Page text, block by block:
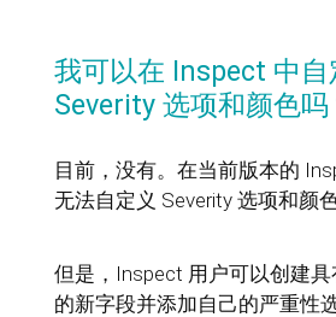
我可以在 Inspect 中自
Severity 选项和颜色吗
目前，没有。在当前版本的
无法自定义 Severity 选项和颜
但是，Inspect 用户可以创建
的新字段并添加自己的严重性